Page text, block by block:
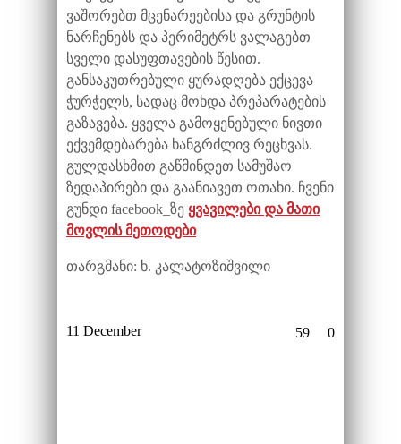
ვაშორებთ მცენარეებისა და გრუნტის
ნარჩენებს და პერიმეტრს ვალაგებთ
სველი დასუფთავების წესით.
განსაკუთრებული ყურადღება ექცევა
ჭურჭელს, სადაც მოხდა პრეპარატების
გაზავება. ყველა გამოყენებული ნივთი
ექვემდებარება ხანგრძლივ რეცხვას.
გულდასხმით გაწმინდეთ სამუშაო
ზედაპირები და გაანიავეთ ოთახი. ჩვენი
გუნდი facebook_ზე ყვავილები და მათი
მოვლის მეთოდები
თარგმანი: ხ. კალატოზიშვილი
11 December 0
59